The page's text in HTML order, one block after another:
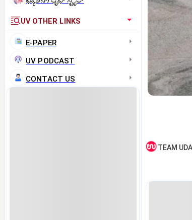
UV OTHER LINKS
E-PAPER
UV PODCAST
CONTACT US
TEAM